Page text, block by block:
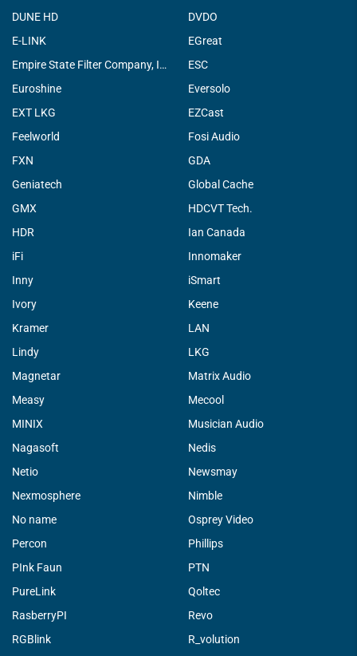
DUNE HD
DVDO
E-LINK
EGreat
Empire State Filter Company, INC.
ESC
Euroshine
Eversolo
EXT LKG
EZCast
Feelworld
Fosi Audio
FXN
GDA
Geniatech
Global Cache
GMX
HDCVT Tech.
HDR
Ian Canada
iFi
Innomaker
Inny
iSmart
Ivory
Keene
Kramer
LAN
Lindy
LKG
Magnetar
Matrix Audio
Measy
Mecool
MINIX
Musician Audio
Nagasoft
Nedis
Netio
Newsmay
Nexmosphere
Nimble
No name
Osprey Video
Percon
Phillips
PInk Faun
PTN
PureLink
Qoltec
RasberryPI
Revo
RGBlink
R_volution